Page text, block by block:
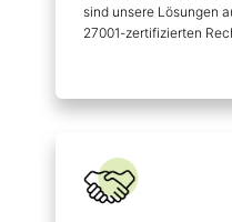
sind unsere Lösungen
27001-zertifizierten